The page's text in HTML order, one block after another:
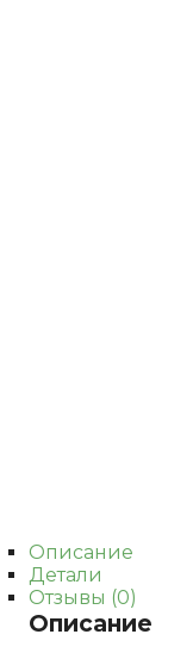
Описание
Детали
Отзывы (0)
Описание